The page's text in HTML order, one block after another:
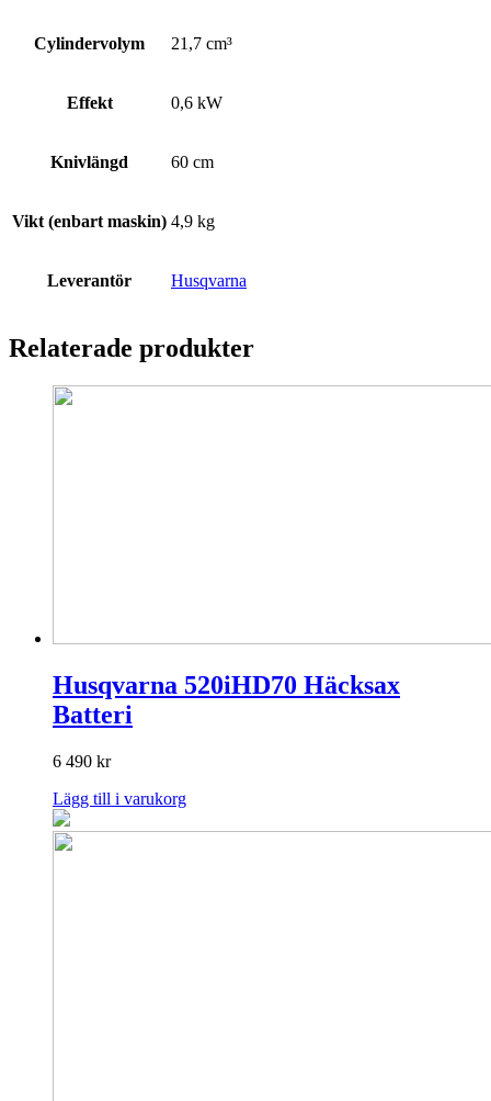
Cylindervolym 21,7 cm³
Effekt 0,6 kW
Knivlängd 60 cm
Vikt (enbart maskin) 4,9 kg
Leverantör Husqvarna
Relaterade produkter
Husqvarna 520iHD70 Häcksax
Batteri
6 490 kr
Lägg till i varukorg